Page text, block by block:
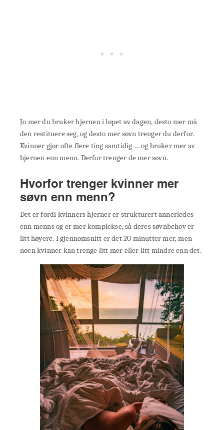
Jo mer du bruker hjernen i løpet av dagen, desto mer må
den restituere seg, og desto mer søvn trenger du derfor.
Kvinner gjør ofte flere ting samtidig … og bruker mer av
hjernen enn menn. Derfor trenger de mer søvn.
Hvorfor trenger kvinner mer
søvn enn menn?
Det er fordi kvinners hjerner er strukturert annerledes
enn menns og er mer komplekse, så deres søvnbehov er
litt høyere. I gjennomsnitt er det 20 minutter mer, men
noen kvinner kan trenge litt mer eller litt mindre enn det.